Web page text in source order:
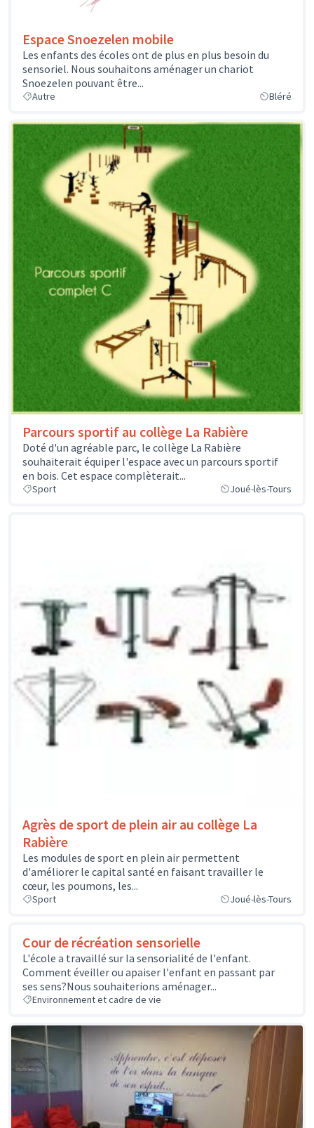
Espace Snoezelen mobile
Les enfants des écoles ont de plus en plus besoin du
sensoriel. Nous souhaitons aménager un chariot
Snoezelen pouvant être...
Autre Bléré
Parcours sportif au collège La Rabière
Doté d'un agréable parc, le collège La Rabière
souhaiterait équiper l'espace avec un parcours sportif
en bois. Cet espace complèterait...
Sport Joué-lès-Tours
Agrès de sport de plein air au collège La
Rabière
Les modules de sport en plein air permettent
d'améliorer le capital santé en faisant travailler le
cœur, les poumons, les...
Sport Joué-lès-Tours
Cour de récréation sensorielle
L'école a travaillé sur la sensorialité de l'enfant.
Comment éveiller ou apaiser l'enfant en passant par
ses sens?Nous souhaiterions aménager...
Environnement et cadre de vie